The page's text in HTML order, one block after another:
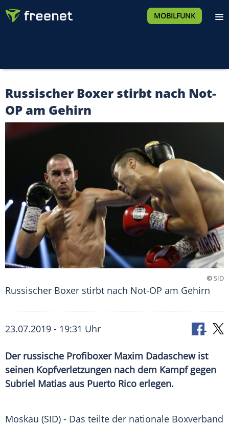
MOBILFUNK
Russischer Boxer stirbt nach Not-
OP am Gehirn
©SID
Russischer Boxer stirbt nach Not-OP am Gehirn
23.07.2019 - 19:31 Uhr
Der russische Profiboxer Maxim Dadaschew ist
seinen Kopfverletzungen nach dem Kampf gegen
Subriel Matias aus Puerto Rico erlegen.
Moskau (SID) - Das teilte der nationale Boxverband